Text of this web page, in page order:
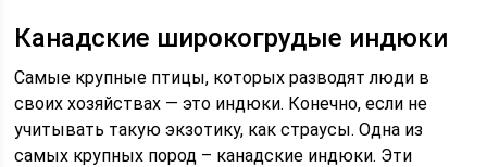
Канадские широкогрудые индюки
Самые крупные птицы, которых разводят люди в
своих хозяйствах — это индюки. Конечно, если не
учитывать такую экзотику, как страусы. Одна из
самых крупных пород – канадские индюки. Эти